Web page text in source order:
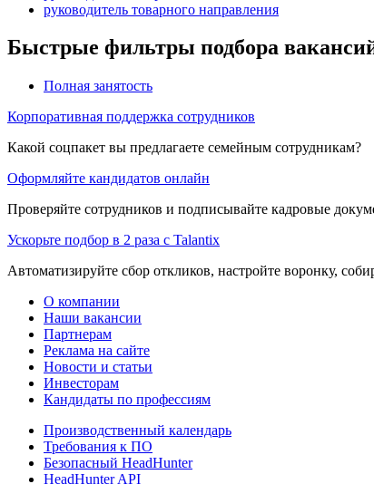
руководитель товарного направления
Быстрые фильтры подбора
Полная занятость
Корпоративная поддержка сотрудников
Какой соцпакет вы предлагаете семейным сотрудникам?
Оформляйте кандидатов онлайн
Проверяйте сотрудников и подписывайте кадровые
Ускорьте подбор в 2 раза с Talantix
Автоматизируйте сбор откликов, настройте воронку,
О компании
Наши вакансии
Партнерам
Реклама на сайте
Новости и статьи
Инвесторам
Кандидаты по профессиям
Производственный календарь
Требования к ПО
Безопасный HeadHunter
HeadHunter API